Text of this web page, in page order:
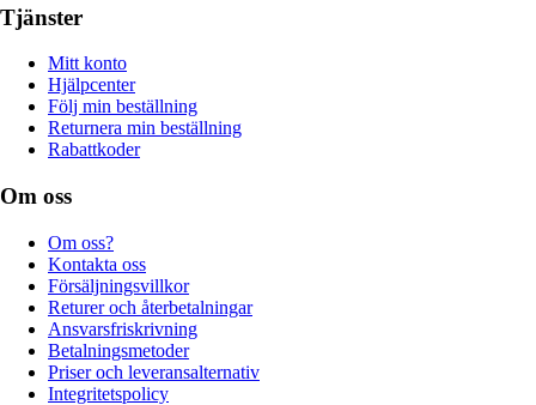
Tjänster
Mitt konto
Hjälpcenter
Följ min beställning
Returnera min beställning
Rabattkoder
Om oss
Om oss?
Kontakta oss
Försäljningsvillkor
Returer och återbetalningar
Ansvarsfriskrivning
Betalningsmetoder
Priser och leveransalternativ
Integritetspolicy